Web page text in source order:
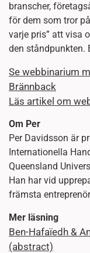
branscher,
för dem som tror
varje pris” att visa
den ståndpunkten.
Se webbinarium
Brännback
Läs artikel om
Om Per
Per Davidsson är
Internationella
Queensland
Han har vid
främsta
Mer läsning
Ben-Hafaïedh &
(abstract)